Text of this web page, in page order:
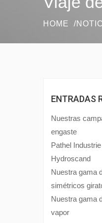
HOME
ENTRADAS
Nuestras
engaste
Pathel
Hydroscand
Nuestra gama
simétricos
Nuestra gama
vapor